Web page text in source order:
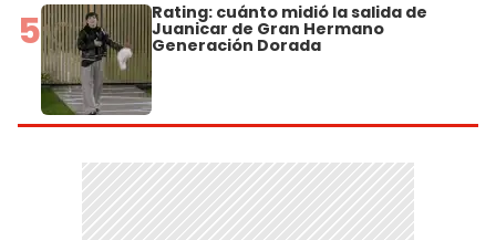
5 Rating: cuánto midió la salida de
Juanicar de Gran Hermano
Generación Dorada